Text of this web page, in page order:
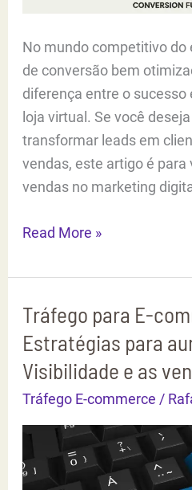
No mundo competitivo do
de conversão bem
diferença entre o sucesso
loja virtual. Se você
transformar leads em
vendas, este artigo é para
vendas no marketing
Otimize
Funil
Conversão
no
E-
commerce
Read More »
Tráfego para E-
Estratégias para
Visibilidade e as
Tráfego E-commerce /